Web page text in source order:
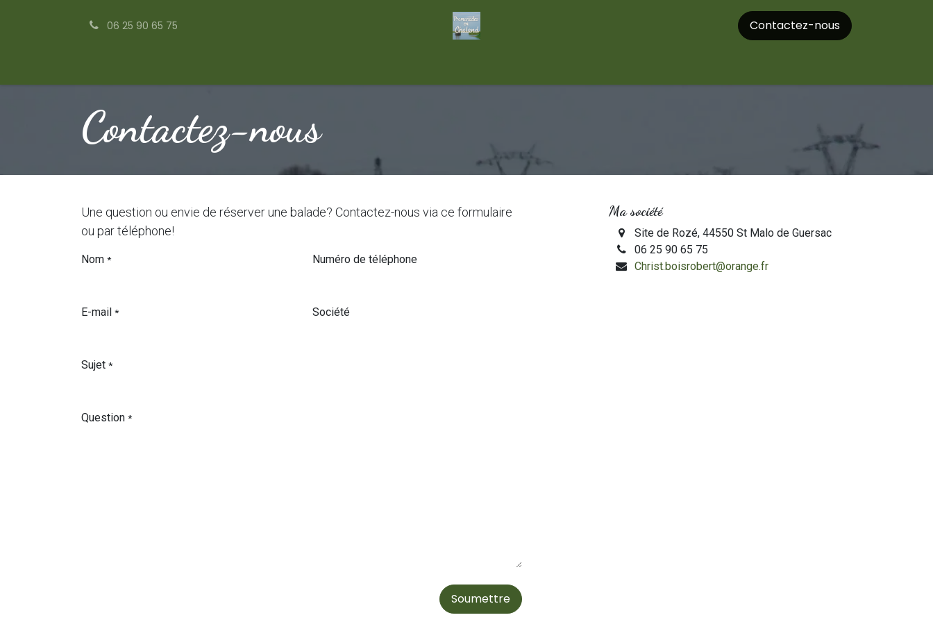
06 25 90 65 75 Contactez-nous
Contactez-nous
Une question ou envie de réserver une balade? Contactez-nous via ce formulaire
ou par téléphone!
Nom * Numéro de téléphone
E-mail * Société
Sujet *
Question *
Soumettre
Ma société
Site de Rozé, 44550 St Malo de Guersac
06 25 90 65 75
Christ.boisrobert@orange.fr